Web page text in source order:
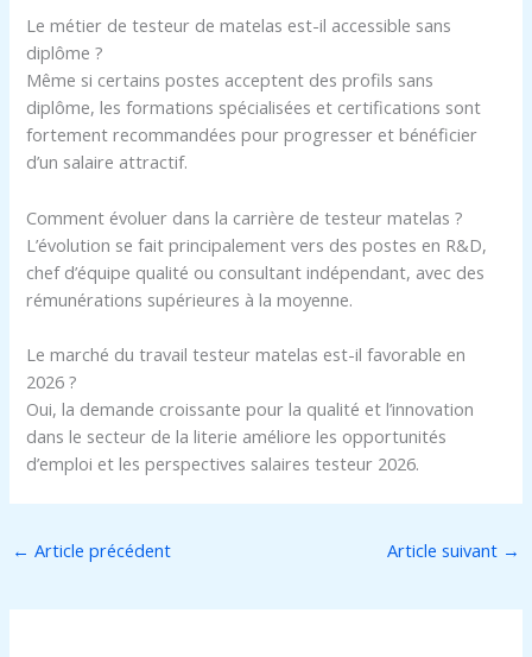
Le métier de testeur de matelas est-il accessible sans
diplôme ?
Même si certains postes acceptent des profils sans
diplôme, les formations spécialisées et certifications sont
fortement recommandées pour progresser et bénéficier
d’un salaire attractif.
Comment évoluer dans la carrière de testeur matelas ?
L’évolution se fait principalement vers des postes en R&D,
chef d’équipe qualité ou consultant indépendant, avec des
rémunérations supérieures à la moyenne.
Le marché du travail testeur matelas est-il favorable en
2026 ?
Oui, la demande croissante pour la qualité et l’innovation
dans le secteur de la literie améliore les opportunités
d’emploi et les perspectives salaires testeur 2026.
← Article précédent Article suivant →